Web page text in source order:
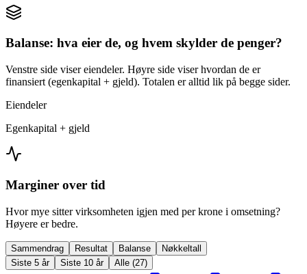
Balanse: hva eier de, og hvem skylder de penger?
Venstre side viser eiendeler. Høyre side viser hvordan de er
finansiert (egenkapital + gjeld). Totalen er alltid lik på begge sider.
Eiendeler
Egenkapital + gjeld
Marginer over tid
Hvor mye sitter virksomheten igjen med per krone i omsetning?
Høyere er bedre.
Sammendrag Resultat Balanse
Nøkkeltall
Siste 5 år
Siste 10 år Alle (27)